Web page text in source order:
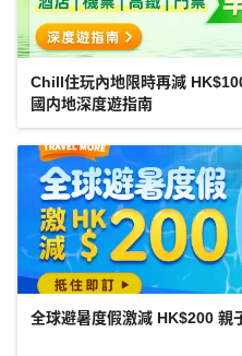
Chill住玩內地限時再減
國内地深度遊指南
全球